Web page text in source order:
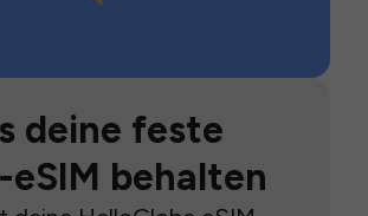
deine feste
eSIM behalten